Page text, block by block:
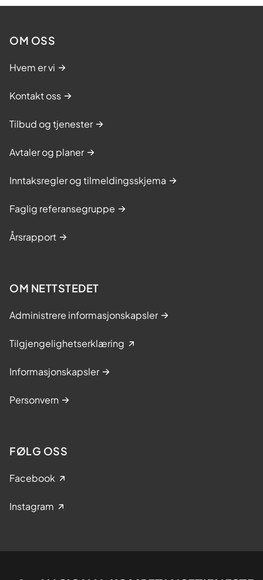
OM OSS
Hvem er vi
Kontakt oss
Tilbud og tjenester
Avtaler og planer
Inntaksregler og tilmeldingsskjema
Faglig referansegruppe
Årsrapport
OM NETTSTEDET
Administrere informasjonskapsler
Tilgjengelighetserklæring
Informasjonskapsler
Personvern
FØLG OSS
Facebook
Instagram